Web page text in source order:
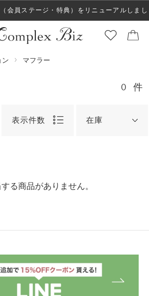
会員ステージ・特典）をリニューアルしまし
た！
ン マフラー
0 件
表示件数 在庫
る商品がありません。